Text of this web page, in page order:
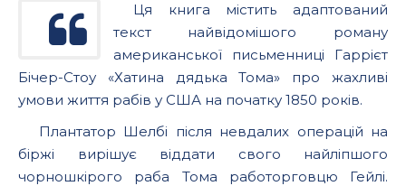
Ця книга містить адаптований
текст найвідомішого роману
американської письменниці Гаррієт
Бічер-Стоу «Хатина дядька Тома» про жахливі
умови життя рабів у США на початку 1850 років.
Плантатор Шелбі після невдалих операцій на
біржі вирішує віддати свого найліпшого
чорношкірого раба Тома работорговцю Гейлі.